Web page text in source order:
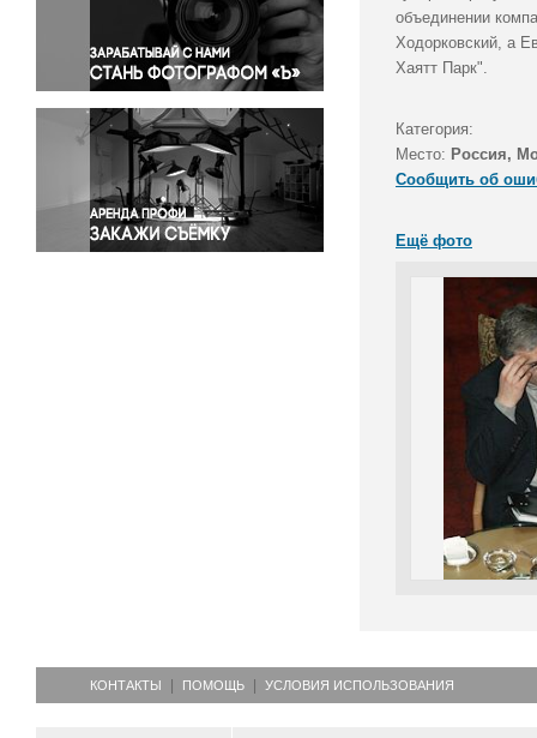
Правосудие
Происшествия и конфликты
Религия
Светская жизнь
Спорт
Экология
Экономика и бизнес
объединении
Ходорковский, а
Хаятт Парк".
Категория:
Место: Россия,
Сообщить об
Ещё фото
КОНТАКТЫ ПОМОЩЬ УСЛОВИЯ ИСПОЛЬЗОВАНИЯ